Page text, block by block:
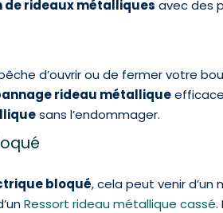
de rideaux métalliques avec des
d’ouvrir ou de fermer votre
rideau métalliqueefficace
sans l’endommager.
bloqué, cela peut venir d’un
Ressort rideau métallique cassé.